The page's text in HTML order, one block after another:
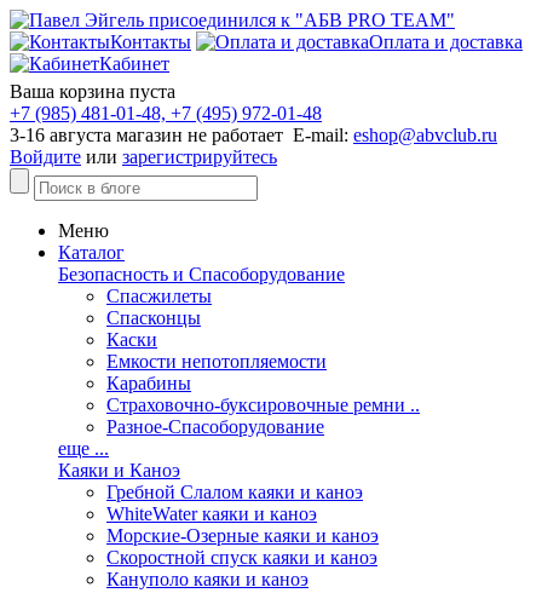
Контакты
Оплата и доставка
Кабинет
Ваша корзина пуста
+7 (985) 481-01-48, +7 (495) 972-01-48
3-16 августа магазин не работает E-mail: eshop@abvclub.ru
Войдите или зарегистрируйтесь
Меню
Каталог
Безопасность и Спасоборудование
Спасжилеты
Спасконцы
Каски
Емкости непотопляемости
Карабины
Страховочно-буксировочные ремни ..
Разное-Спасоборудование
еще ...
Каяки и Каноэ
Гребной Слалом каяки и каноэ
WhiteWater каяки и каноэ
Морские-Озерные каяки и каноэ
Скоростной спуск каяки и каноэ
Кануполо каяки и каноэ